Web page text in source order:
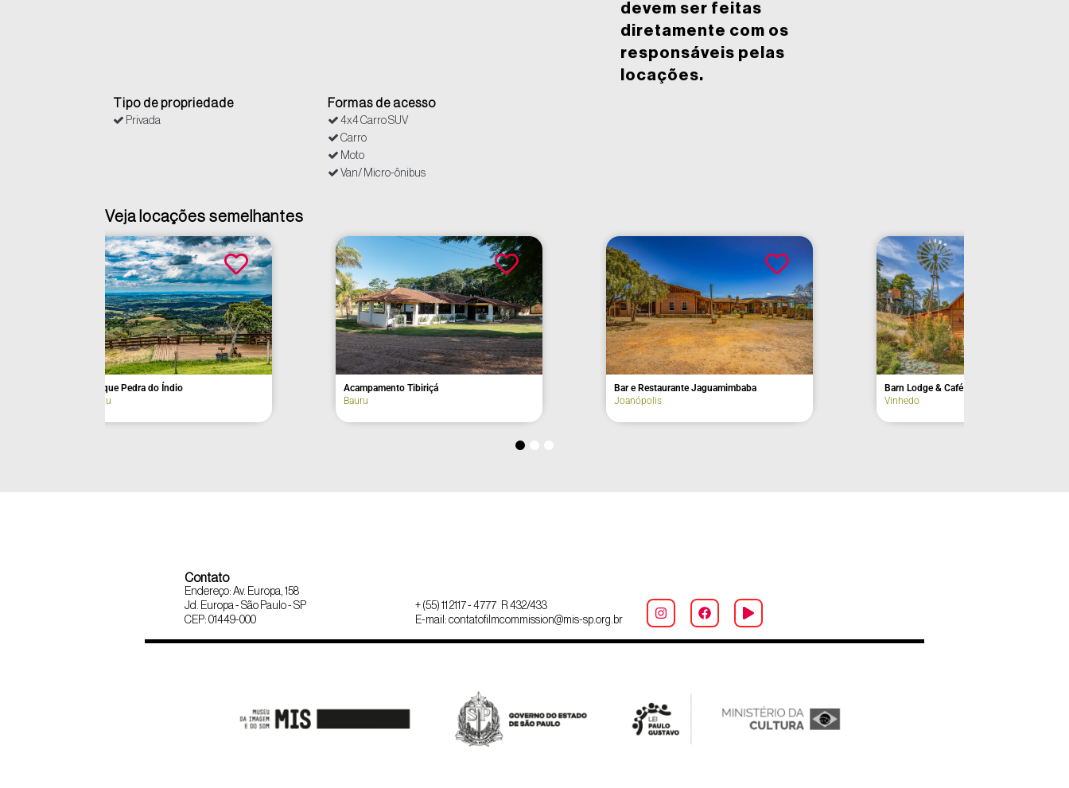
devem ser feitas
diretamente com os
responsáveis pelas
locações.
Tipo de propriedade
Privada
Formas de acesso
4x4 Carro SUV
Carro
Moto
Van/ Micro-ônibus
Veja locações semelhantes
Bar e Restaurante Jaguamimbaba
Barn Lodge & Café
Café Santa Terra
Serra Negra
Capela da Fazenda Engenho
Contato
Endereço: Av. Europa, 158
Jd. Europa - São Paulo - SP
CEP: 01449-000
+ (55) 11 2117 - 4777 R 432/433
E-mail: contatofilmcommission@mis-sp.org.br